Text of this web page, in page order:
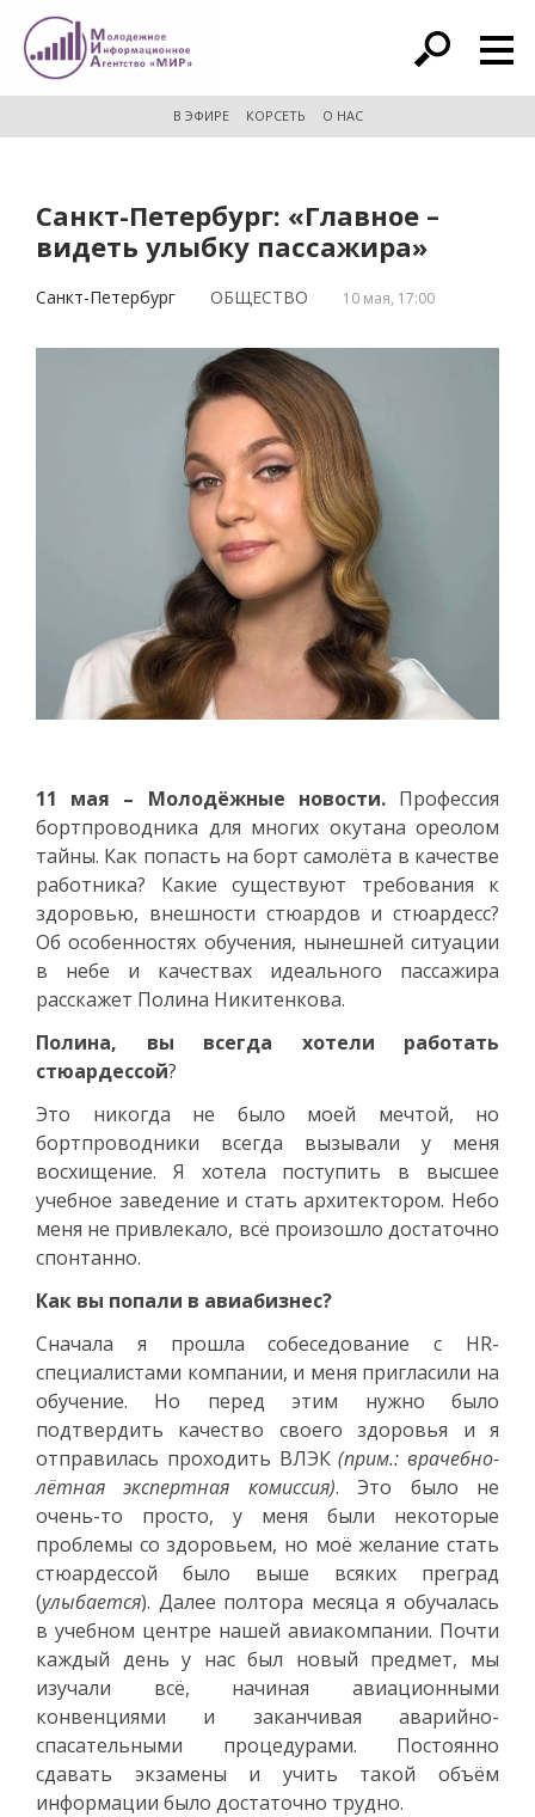
расширенный поиск
В ЭФИРЕ КОРСЕТЬ О НАС
Санкт-Петербург: «Главное –
видеть улыбку пассажира»
Санкт-Петербург ОБЩЕСТВО 10 мая, 17:00
11 мая – Молодёжные новости. Профессия
бортпроводника для многих окутана ореолом
тайны. Как попасть на борт самолёта в качестве
работника? Какие существуют требования к
здоровью, внешности стюардов и стюардесс?
Об особенностях обучения, нынешней ситуации
в небе и качествах идеального пассажира
расскажет Полина Никитенкова.
Полина, вы всегда хотели работать
стюардессой?
Это никогда не было моей мечтой, но
бортпроводники всегда вызывали у меня
восхищение. Я хотела поступить в высшее
учебное заведение и стать архитектором. Небо
меня не привлекало, всё произошло достаточно
спонтанно.
Как вы попали в авиабизнес?
Сначала я прошла собеседование с HR-
специалистами компании, и меня пригласили на
обучение. Но перед этим нужно было
подтвердить качество своего здоровья и я
отправилась проходить ВЛЭК(прим.: врачебно-
лётная экспертная комиссия). Это было не
очень-то просто, у меня были некоторые
проблемы со здоровьем, но моё желание стать
стюардессой было выше всяких преград
(улыбается). Далее полтора месяца я обучалась
в учебном центре нашей авиакомпании. Почти
каждый день у нас был новый предмет, мы
изучали всё, начиная авиационными
конвенциями и заканчивая аварийно-
спасательными процедурами. Постоянно
сдавать экзамены и учить такой объём
информации было достаточно трудно.